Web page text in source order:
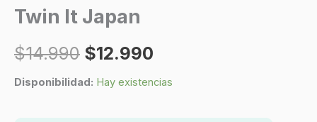
Twin It Japan
$14.990 $12.990
Disponibilidad: Hay existencias